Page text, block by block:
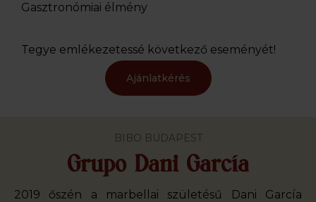
Gasztronómiai élmény
Tegye emlékezetessé következő eseményét!
Ajánlatkérés
BIBO BUDAPEST
Grupo Dani García
2019 őszén a marbellai születésű Dani García